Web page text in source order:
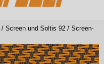
/ Screen und Soltis 92 / Screen-